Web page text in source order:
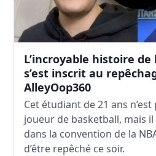
L’incroyable histoire
s’est inscrit au
AlleyOop360
Cet étudiant de 21 ans
joueur de basketball, mais
dans la convention de la
d’être repêché ce soir.